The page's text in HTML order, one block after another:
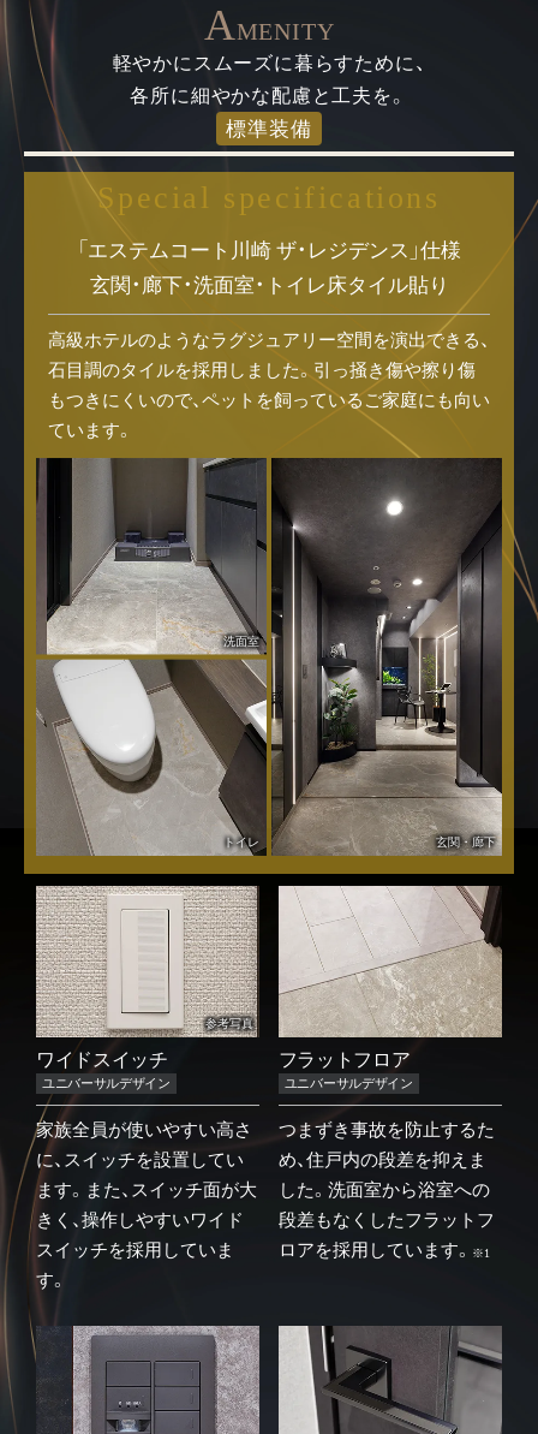
AMENITY
軽やかにスムーズに暮らすために、
各所に細やかな配慮と工夫を。
標準装備
Special specifications
「エステムコート川崎 ザ・レジデンス」仕様
玄関・廊下・洗面室・トイレ床タイル貼り
高級ホテルのようなラグジュアリー空間を演出できる、
石目調のタイルを採用しました。引っ掻き傷や擦り傷
もつきにくいので、ペットを飼っているご家庭にも向い
ています。
洗面室
トイレ 玄関・廊下
参考写真
ワイドスイッチ
ユニバーサルデザイン
家族全員が使いやすい高さ
に、スイッチを設置してい
ます。また、スイッチ面が大
きく、操作しやすいワイド
スイッチを採用していま
す。
フラットフロア
ユニバーサルデザイン
つまずき事故を防止するた
め、住戸内の段差を抑えま
した。洗面室から浴室への
段差もなくしたフラットフ
ロアを採用しています。
※1